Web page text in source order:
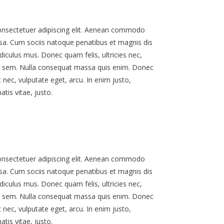
adipiscing elit. Aenean commodo
Cum sociis natoque penatibus et magnis dis
mus. Donec quam felis, ultricies nec,
Nulla consequat massa quis enim. Donec
vulputate eget, arcu. In enim justo,
vitae, justo.
adipiscing elit. Aenean commodo
Cum sociis natoque penatibus et magnis dis
mus. Donec quam felis, ultricies nec,
Nulla consequat massa quis enim. Donec
vulputate eget, arcu. In enim justo,
vitae, justo.